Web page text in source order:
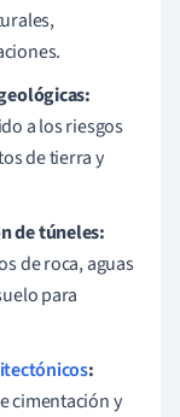
a los riesgos
de tierra y
de túneles:
de roca, aguas
para
:
cimentación y